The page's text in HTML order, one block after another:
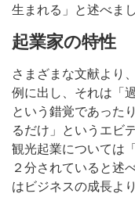
生まれる」と述べまし
起業家の特性
さまざまな文献より
例に出し、それは「
という錯覚であった
るだけ」というエビ
観光起業については
２分されていると述
はビジネスの成長よ